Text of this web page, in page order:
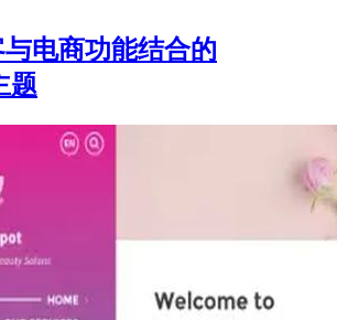
电商功能结合的
题